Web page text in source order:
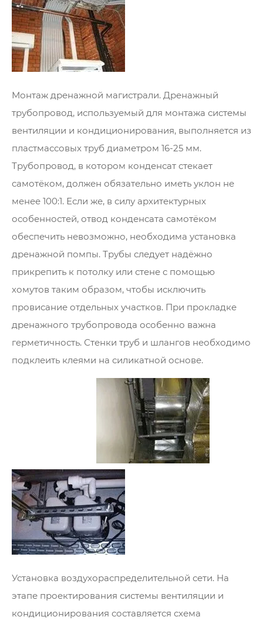
Монтаж дренажной магистрали. Дренажный
трубопровод, используемый для монтажа системы
вентиляции и кондиционирования, выполняется из
пластмассовых труб диаметром 16-25 мм.
Трубопровод, в котором конденсат стекает
самотёком, должен обязательно иметь уклон не
менее 100:1. Если же, в силу архитектурных
особенностей, отвод конденсата самотёком
обеспечить невозможно, необходима установка
дренажной помпы. Трубы следует надёжно
прикрепить к потолку или стене с помощью
хомутов таким образом, чтобы исключить
провисание отдельных участков. При прокладке
дренажного трубопровода особенно важна
герметичность. Стенки труб и шлангов необходимо
подклеить клеями на силикатной основе.
Установка воздухораспределительной сети. На
этапе проектирования системы вентиляции и
кондиционирования составляется схема